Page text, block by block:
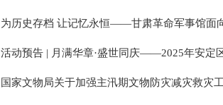
为历史存档 让记忆永恒——甘肃革命军事馆面
活动预告 | 月满华章·盛世同庆——2025年安定
国家文物局关于加强主汛期文物防灾减灾救灾